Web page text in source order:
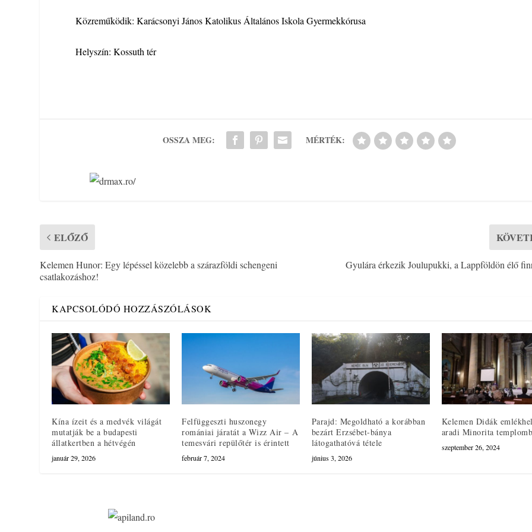
Közreműködik: Karácsonyi János Katolikus Általános Iskola Gyermekkórusa
Helyszín: Kossuth tér
OSSZA MEG: MÉRTÉK:
ELŐZŐ
Kelemen Hunor: Egy lépéssel közelebb a szárazföldi schengeni
csatlakozáshoz!
Gyulára érkezik Joulupukki, a Lappföldön élő
KAPCSOLÓDÓ HOZZÁSZÓLÁSOK
Kína ízeit és a medvék világát
mutatják be a budapesti
állatkertben a hétvégén
január 29, 2026
Felfüggeszti huszonegy
romániai járatát a Wizz Air – A
temesvári repülőtér is érintett
február 7, 2024
Parajd: Megoldható a korábban
bezárt Erzsébet-bánya
látogathatóvá tétele
június 3, 2026
Kelemen Didák
aradi Minorita
szeptember 26, 2024